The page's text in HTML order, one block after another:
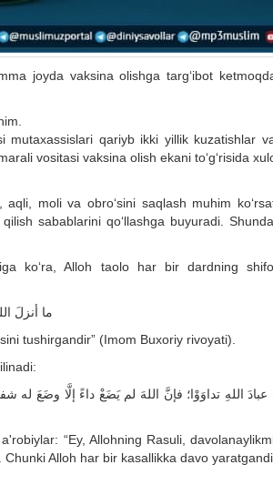
joyda vaksina olishga targ‘ibot
mutaxassislari qariyb ikki yillik kuzatishlar
vositasi vaksina olish ekani to‘g‘risida
aqli, moli va obro‘sini saqlash muhim
sabablarini qo‘llashga buyuradi.
ko‘ra, Alloh taolo har bir dardning
ما أنزلَ
tushirgandir” (Imom Buxoriy rivoyati).
اللهِ تداوَوْا؛ فإنَّ اللهَ لم يَضَعْ داءً إلَّا وضَعَ له
“Ey, Allohning Rasuli,
Alloh har bir kasallikka davo